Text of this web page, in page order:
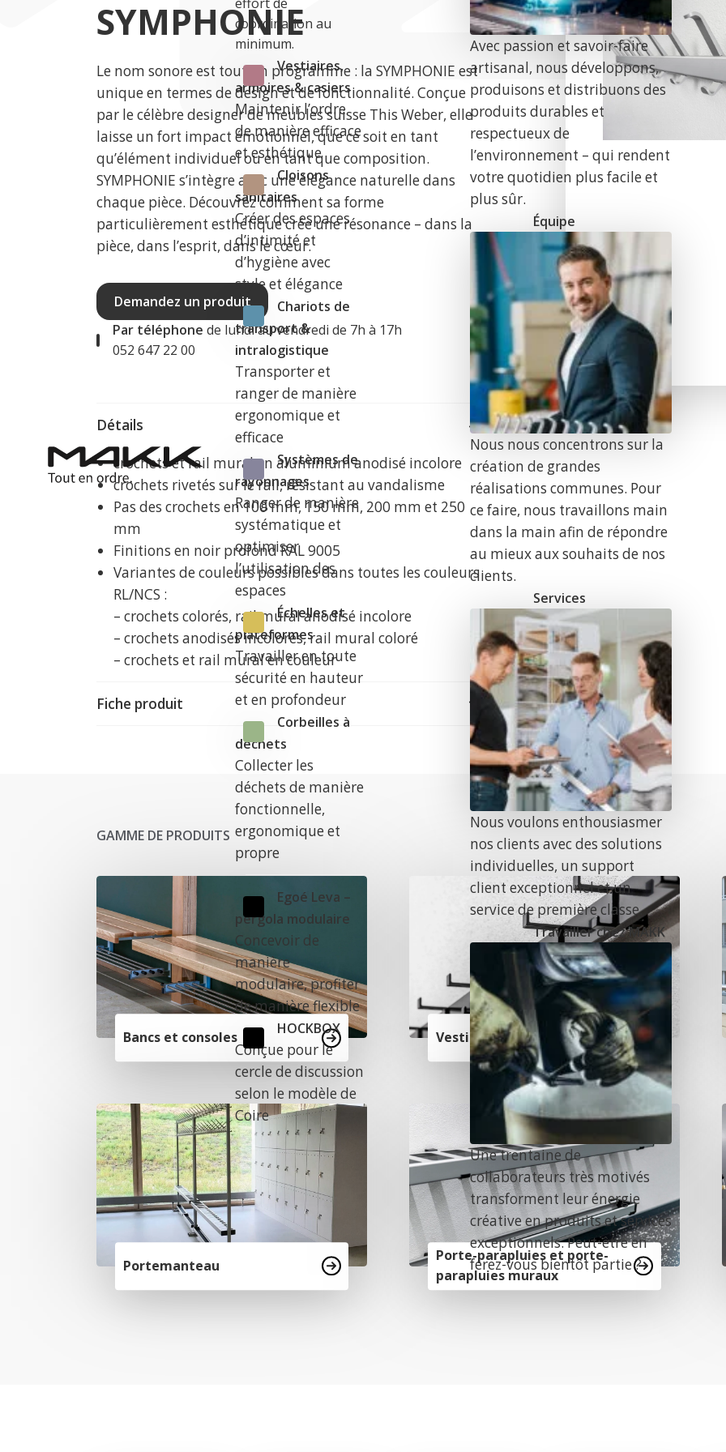
coordination au
minimum.
Vestiaires,
armoires & casiers
Maintenir l’ordre
de manière efficace
et esthétique
Cloisons
sanitaires
Créer des espaces
d’intimité et
d’hygiène avec
style et élégance
Chariots de
transport &
intralogistique
Transporter et
ranger de manière
ergonomique et
efficace
Systèmes de
rayonnages
Ranger de manière
systématique et
optimiser
l’utilisation des
espaces
Échelles et
plateformes
Travailler en toute
sécurité en hauteur
et en profondeur
Corbeilles à
déchets
Collecter les
déchets de manière
fonctionnelle,
ergonomique et
propre
Egoé Leva –
pergola modulaire
Concevoir de
manière
modulaire, profiter
de manière flexible
HOCKBOX
Conçue pour le
cercle de discussion
selon le modèle de
Coire
Avec passion et savoir-faire
artisanal, nous développons,
produisons et distribuons des
produits durables et
respectueux de
l’environnement – qui rendent
votre quotidien plus facile et
plus sûr.
Équipe
Nous nous concentrons sur la
création de grandes
réalisations communes. Pour
ce faire, nous travaillons main
dans la main afin de répondre
au mieux aux souhaits de nos
clients.
Services
Nous voulons enthousiasmer
nos clients avec des solutions
individuelles, un support
client exceptionnel et un
service de première classe.
Travailler chez MAKK
Une trentaine de
collaborateurs très motivés
transforment leur énergie
créative en produits et services
exceptionnels. Peut-être en
ferez-vous bientôt partie ?
SYMPHONIE
Le nom sonore est tout un programme : la SYMPHONIE est
unique en termes de design et de fonctionnalité. Conçue
par le célèbre designer de meubles suisse This Weber, elle
laisse un fort impact émotionnel, que ce soit en tant
qu’élément individuel ou en tant que composition.
SYMPHONIE s’intègre avec une élégance naturelle dans
chaque pièce. Découvrez comment sa forme
particulièrement esthétique crée une résonance – dans la
pièce, dans l’esprit, dans le cœur.
Demandez un produit
Par téléphone de lundi au vendredi de 7h à 17h
052 647 22 00
Détails
crochets et rail mural en aluminium anodisé incolore
crochets rivetés sur le rail, résistant au vandalisme
Pas des crochets en 100 mm, 150 mm, 200 mm et 250
mm
Finitions en noir profond RAL 9005
Variantes de couleurs possibles dans toutes les couleurs
RL/NCS :
– crochets colorés, rail mural anodisé incolore
– crochets anodisés incolores, rail mural coloré
– crochets et rail mural en couleur
Fiche produit
GAMME DE PRODUITS
Bancs et consoles Vestiaires muraux
Portemanteau
Porte-parapluies et porte-
parapluies muraux